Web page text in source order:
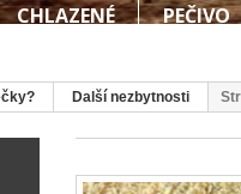
CHLAZENÉ PEČIVO
Další nezbytnosti